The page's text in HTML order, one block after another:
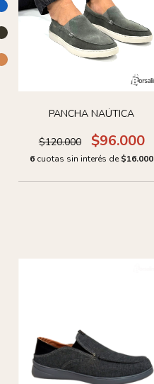
PANCHA NAÚTICA
$120.000 $96.000
6 cuotas sin interés de $16.000